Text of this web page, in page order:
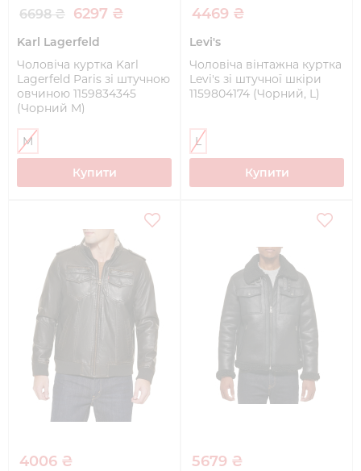
6698 ₴ 6297 ₴
Karl Lagerfeld
Чоловіча куртка Karl
Lagerfeld Paris зі штучною
овчиною 1159834345
(Чорний M)
M
Купити
4469 ₴
Levi's
Чоловіча вінтажна куртка
Levi's зі штучної шкіри
1159804174 (Чорний, L)
L
Купити
4006 ₴ 5679 ₴